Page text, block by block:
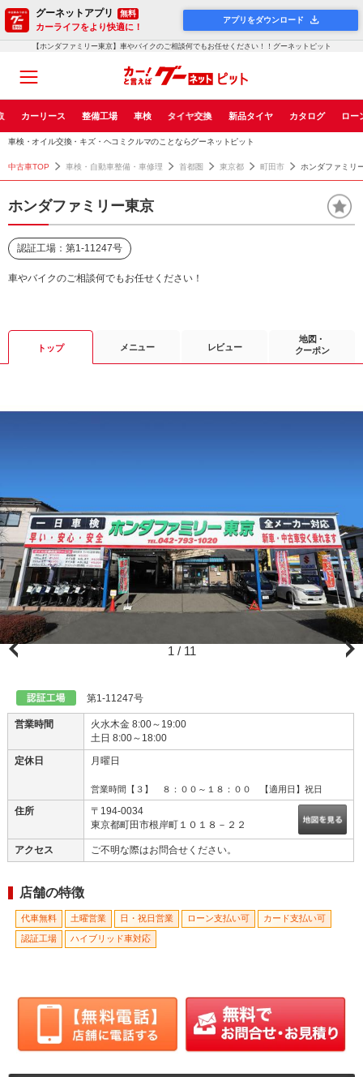
グーネットアプリ 無料
カーライフをより快適に！
アプリをダウンロード
【ホンダファミリー東京】車やバイクのご相談何でもお任せください！！グーネットピット
カーリース 整備工場 車検 タイヤ交換 新品タイヤ カタログ ロー
車検・オイル交換・キズ・ヘコミクルマのことならグーネットピット
中古車TOP 車検・自動車整備・車修理 首都圏 東京都 町田市 ホンダファミリ
ホンダファミリー東京
認証工場：第1-11247号
車やバイクのご相談何でもお任せください！
トップ メニュー レビュー
地図・
クーポン
1 / 11
第1-11247号
営業時間
火水木金 8:00～19:00
土日 8:00～18:00
定休日
月曜日
営業時間【３】 ８：００～１８：００ 【適用日】祝日
住所
〒194-0034
東京都町田市根岸町１０１８－２２
アクセス ご不明な際はお問合せください。
店舗の特徴
代車無料 土曜営業 日・祝日営業 ローン支払い可 カード支払い可
認証工場 ハイブリッド車対応